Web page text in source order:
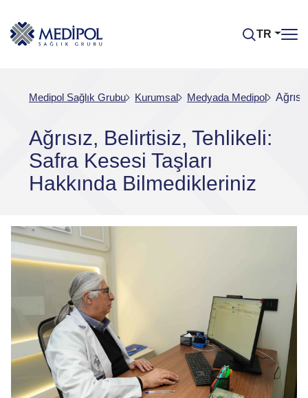
TR
Medipol Sağlık Grubu Kurumsal Medyada Medipol
Ağrısız, Belirtisiz, Tehlikeli:
Safra Kesesi Taşları
Hakkında Bilmedikleriniz